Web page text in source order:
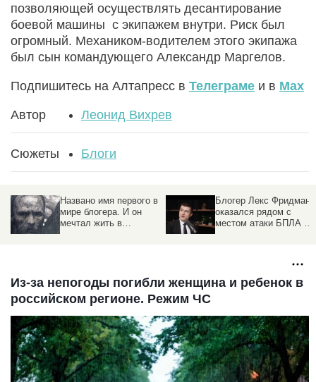
позволяющей осуществлять десантирование
боевой машины с экипажем внутри. Риск был
огромный. Механиком-водителем этого экипажа
был сын командующего Александр Маргелов.
Подпишитесь на Алтапресс в Телеграме и в Max
Автор Леонид Вихрев
Сюжеты Блоги
Названо имя первого в
мире блогера. И он
мечтал жить в
Блогер Лекс Фридман
оказался рядом с
местом атаки БПЛА в
Из-за непогоды погибли женщина и ребенок в
российском регионе. Режим ЧС